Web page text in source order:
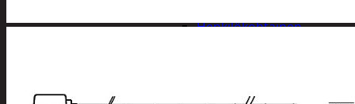
Henkilökohtainen